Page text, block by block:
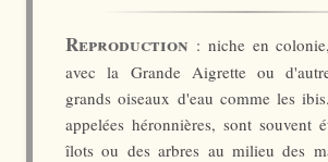
Reproduction : niche en
avec la Grande Aigrette ou
grands oiseaux d'eau comme les
appelées héronnières, sont souvent
îlots ou des arbres au milieu des